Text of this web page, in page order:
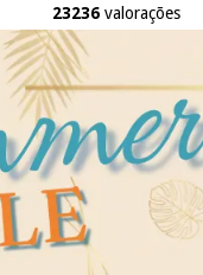
23236valorações